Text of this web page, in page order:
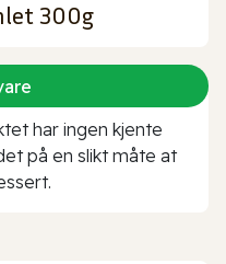
300g
har ingen kjente
på en slikt måte at